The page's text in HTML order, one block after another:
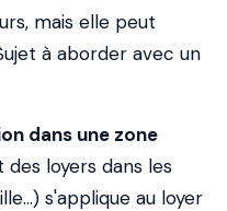
mais elle peut
à aborder avec un
dans une zone
des loyers dans les
s'applique au loyer